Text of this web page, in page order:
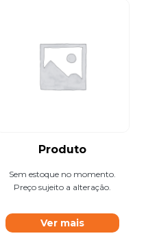
Produto
Sem estoque no momento.
Preço sujeito a alteração.
Ver mais